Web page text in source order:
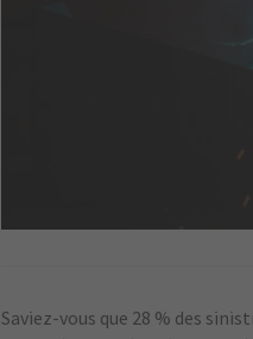
Saviez-vous que 28 % des